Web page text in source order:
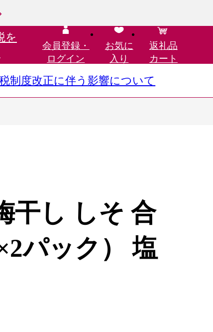
を
会員登録・
ログイン
お気に
入り
返礼品
カート
制度改正に伴う影響について
干し しそ 合
パック） 塩